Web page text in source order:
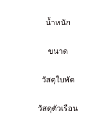
น้ำหนัก
ขนาด
วัสดุใบพัด
วัสดุตัวเรือน